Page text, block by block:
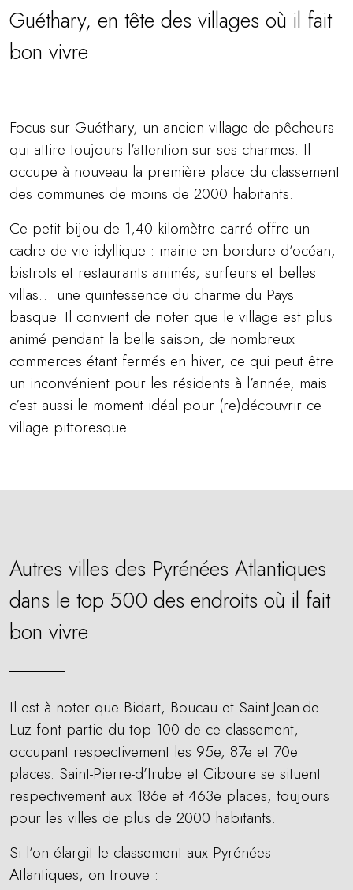
Guéthary, en tête des villages où il fait
bon vivre
Focus sur Guéthary, un ancien village de pêcheurs
qui attire toujours l’attention sur ses charmes. Il
occupe à nouveau la première place du classement
des communes de moins de 2000 habitants.
Ce petit bijou de 1,40 kilomètre carré offre un
cadre de vie idyllique : mairie en bordure d’océan,
bistrots et restaurants animés, surfeurs et belles
villas… une quintessence du charme du Pays
basque. Il convient de noter que le village est plus
animé pendant la belle saison, de nombreux
commerces étant fermés en hiver, ce qui peut être
un inconvénient pour les résidents à l’année, mais
c’est aussi le moment idéal pour (re)découvrir ce
village pittoresque.
Autres villes des Pyrénées Atlantiques
dans le top 500 des endroits où il fait
bon vivre
Il est à noter que Bidart, Boucau et Saint-Jean-de-
Luz font partie du top 100 de ce classement,
occupant respectivement les 95e, 87e et 70e
places. Saint-Pierre-d’Irube et Ciboure se situent
respectivement aux 186e et 463e places, toujours
pour les villes de plus de 2000 habitants.
Si l’on élargit le classement aux Pyrénées
Atlantiques, on trouve :